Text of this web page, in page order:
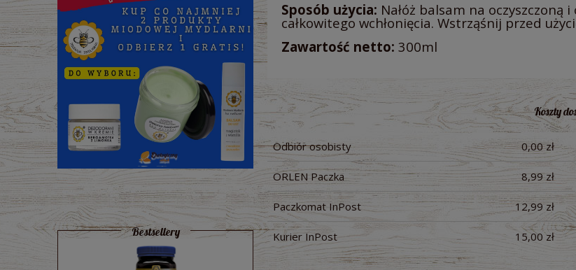
Bestsellery
Sposób użycia: Nałóż balsam na
całkowitego wchłonięcia. Wstrząśnij przed
Zawartość netto: 300ml
Koszty
Odbiór osobisty 0,00 zł
ORLEN Paczka 8,99 zł
Paczkomat InPost 12,99 zł
Kurier InPost 15,00 zł